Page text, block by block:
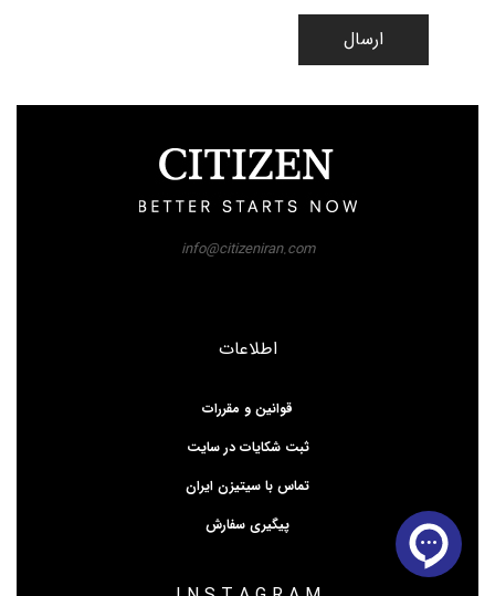
ارسال
info@citizeniran.com
اطلاعات
قوانین و مقررات
ثبت شکایات در سایت
تماس با سیتیزن ایران
پیگیری سفارش